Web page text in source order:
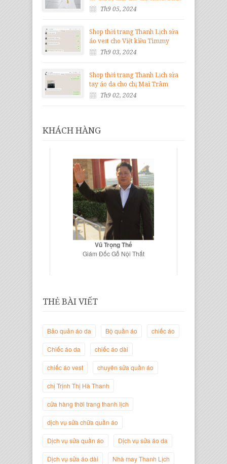
Th9 05, 2024
Shop thời trang Thanh Lịch sửa
áo vest cho Việt kiều Timmy
Th9 03, 2024
Shop thời trang Thanh Lịch sửa
tay áo da cho chị Mai Trâm
Th9 02, 2024
KHÁCH HÀNG
Vũ Trọng Thế
Giám Đốc Gỗ Nội Thất
Trịnh Thị Hà Thanh
Trang Thanh Lịch
THẺ BÀI VIẾT
Bảo quản áo da Bộ quần áo chiếc áo
Chiếc áo da chiếc áo dài
chiếc áo vest chuyên sửa quần áo
chị Trịnh Thị Hà Thanh
cửa hàng thời trang thanh lịch
dịch vụ sửa chữa quần áo
Dịch vụ sửa quần áo Dịch vụ sửa áo da
Dịch vụ sửa áo dài Nhà may Thanh Lịch